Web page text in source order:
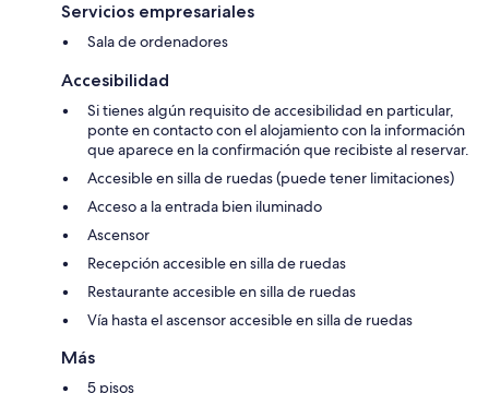
Servicios empresariales
Sala de ordenadores
Accesibilidad
Si tienes algún requisito de accesibilidad en particular,
ponte en contacto con el alojamiento con la información
que aparece en la confirmación que recibiste al reservar.
Accesible en silla de ruedas (puede tener limitaciones)
Acceso a la entrada bien iluminado
Ascensor
Recepción accesible en silla de ruedas
Restaurante accesible en silla de ruedas
Vía hasta el ascensor accesible en silla de ruedas
Más
5 pisos